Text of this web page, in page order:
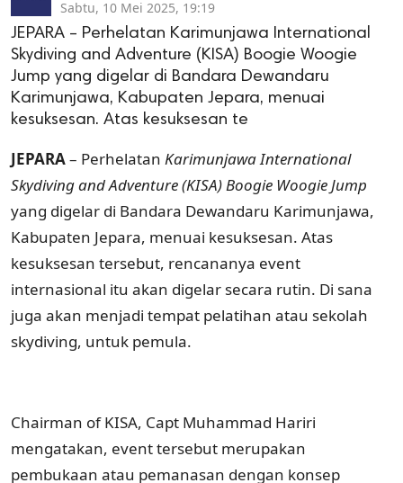
Sabtu, 10 Mei 2025, 19:19
JEPARA – Perhelatan Karimunjawa International
Skydiving and Adventure (KISA) Boogie Woogie
Jump yang digelar di Bandara Dewandaru
Karimunjawa, Kabupaten Jepara, menuai
kesuksesan. Atas kesuksesan te
JEPARA– Perhelatan Karimunjawa International
Skydiving and Adventure (KISA) Boogie Woogie Jump
yang digelar di Bandara Dewandaru Karimunjawa,
Kabupaten Jepara, menuai kesuksesan. Atas
kesuksesan tersebut, rencananya event
internasional itu akan digelar secara rutin. Di sana
juga akan menjadi tempat pelatihan atau sekolah
skydiving, untuk pemula.
Chairman of KISA, Capt Muhammad Hariri
mengatakan, event tersebut merupakan
pembukaan atau pemanasan dengan konsep